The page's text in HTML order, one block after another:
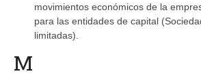
movimientos económicos de la
para las entidades de capital
limitadas).
M